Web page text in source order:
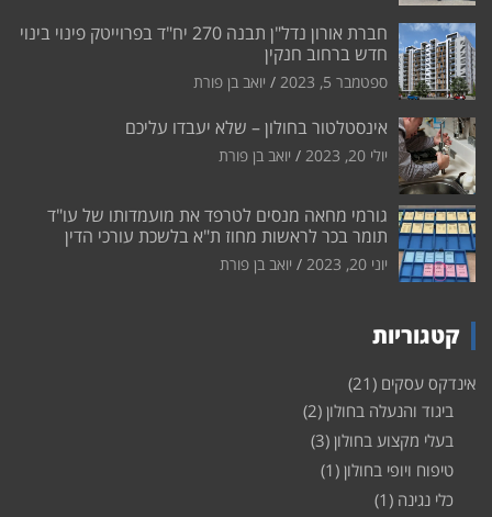
חברת אורון נדל"ן תבנה 270 יח"ד בפרוייטק פינוי בינוי
חדש ברחוב חנקין
ספטמבר 5, 2023 יואב בן פורת
אינסטלטור בחולון – שלא יעבדו עליכם
יולי 20, 2023 יואב בן פורת
גורמי מחאה מנסים לטרפד את מועמדותו של עו"ד
תומר בכר לראשות מחוז ת"א בלשכת עורכי הדין
יוני 20, 2023 יואב בן פורת
קטגוריות
אינדקס עסקים (21)
ביגוד והנעלה בחולון (2)
בעלי מקצוע בחולון (3)
טיפוח ויופי בחולון (1)
כלי נגינה (1)